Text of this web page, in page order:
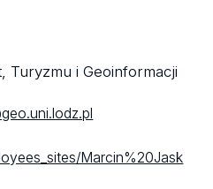
Turyzmu i Geoinformacji
Marcin%20Jask